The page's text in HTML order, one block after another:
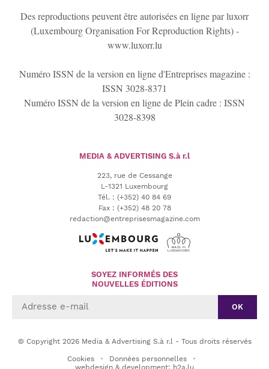
Des reproductions peuvent être autorisées en ligne par luxorr
(Luxembourg Organisation For Reproduction Rights) -
www.luxorr.lu
Numéro ISSN de la version en ligne d'Entreprises magazine :
ISSN 3028-8371
Numéro ISSN de la version en ligne de Plein cadre : ISSN
3028-8398
MEDIA & ADVERTISING S.à r.l
223, rue de Cessange
L-1321 Luxembourg
Tél. : (+352) 40 84 69
Fax : (+352) 48 20 78
redaction@entreprisesmagazine.com
SOYEZ INFORMÉS DES
NOUVELLES ÉDITIONS
OK
© Copyright 2026 Media & Advertising S.à r.l - Tous droits réservés
Cookies
Données personnelles
webdesign & development: h2a.lu